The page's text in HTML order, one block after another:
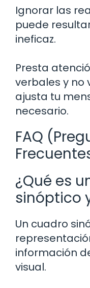
Ignorar las
puede
ineficaz.
Presta
verbales y no
ajusta tu
necesario.
FAQ
¿Qué es
sinóptico
Un cuadro
información
visual.